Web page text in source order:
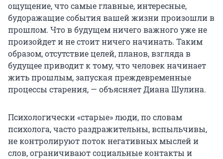
ощущение, что самые главные, интересные,
будоражащие события вашей жизни произошли в
прошлом. Что в будущем ничего важного уже не
произойдет и не стоит ничего начинать. Таким
образом, отсутствие целей, планов, взгляда в
будущее приводит к тому, что человек начинает
жить прошлым, запуская преждевременные
процессы старения, — объясняет Диана Шулина.
Психологически «старые» люди, по словам
психолога, часто раздражительны, вспыльчивы,
не контролируют поток негативных мыслей и
слов, ограничивают социальные контакты и